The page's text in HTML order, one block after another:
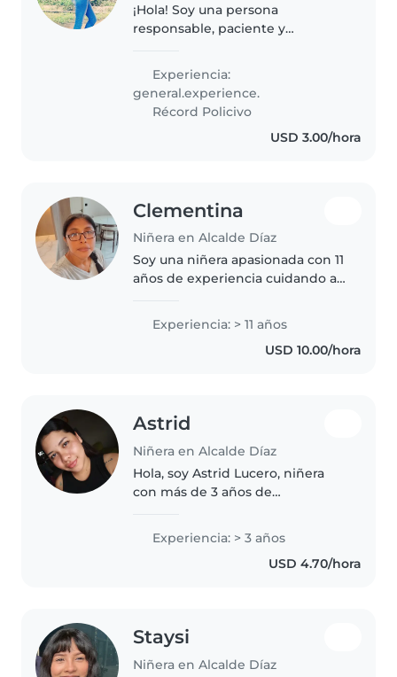
¡Hola! Soy una persona
responsable, paciente y
bebés. Me encanta leer a los
niños, hacer música y jugar.
Estoy cómoda con las..
Experiencia:
general.experience.
Récord Policivo
USD 3.00/hora
Clementina
Niñera en Alcalde Díaz
Soy una niñera apasionada con 11
años de experiencia cuidando a
Presto mi servicio de cuidado de
niños e. Hoteles y casa de familia.
Experiencia: > 11 años
USD 10.00/hora
Astrid
Niñera en Alcalde Díaz
Hola, soy Astrid Lucero, niñera
con más de 3 años de
cuidado integral y estimulación
temprana de bebés desde los 3
meses de edad. Me destaco por
Experiencia: > 3 años
USD 4.70/hora
Staysi
Niñera en Alcalde Díaz